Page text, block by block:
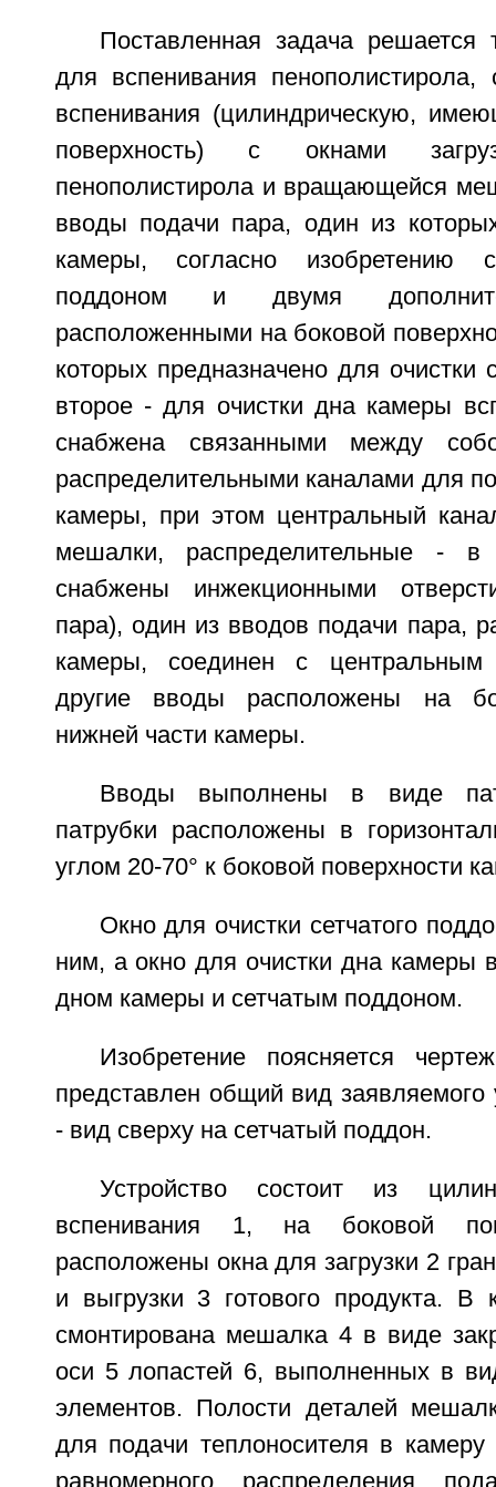
Поставленная задача решается
для вспенивания
вспенивания (цилиндрическую,
поверхность) с окнами
пенополистирола и вращающейся
вводы подачи пара, один из
камеры, согласно изобретению
поддоном и двумя
расположенными на боковой
которых предназначено для очистки
второе - для очистки дна камеры
снабжена связанными между
распределительными каналами для
камеры, при этом центральный
мешалки, распределительные - в
снабжены инжекционными
пара), один из вводов подачи пара,
камеры, соединен с
другие вводы расположены на
нижней части камеры.
Вводы выполнены в виде
патрубки расположены в
углом 20-70° к боковой поверхности
Окно для очистки сетчатого
ним, а окно для очистки дна камеры
дном камеры и сетчатым поддоном.
Изобретение поясняется
представлен общий вид заявляемого
- вид сверху на сетчатый поддон.
Устройство состоит из
вспенивания 1, на боковой
расположены окна для загрузки 2
и выгрузки 3 готового продукта. В
смонтирована мешалка 4 в виде
оси 5 лопастей 6, выполненных в
элементов. Полости деталей
для подачи теплоносителя в
равномерного распределения